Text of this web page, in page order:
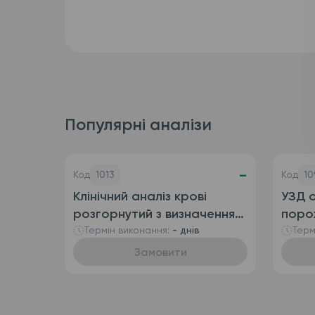
Популярні аналізи
Код 1013 -
Клінічний аналіз крові
розгорнутий з визначенням
ретикулоцитів
(автоматизований + ручна
Термін виконання: - днів
Замовити
Код
УЗД